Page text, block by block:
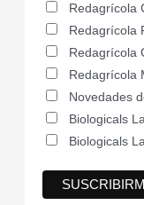
Redagrícola
Redagrícola
Redagrícola
Redagrícola
Novedades
Biologicals
Biologicals